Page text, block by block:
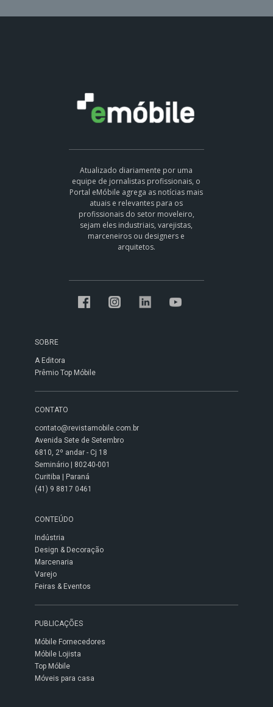
Atualizado diariamente por uma
equipe de jornalistas profissionais, o
Portal eMóbile agrega as notícias mais
atuais e relevantes para os
profissionais do setor moveleiro,
sejam eles industriais, varejistas,
marceneiros ou designers e
arquitetos.
SOBRE
A Editora
Prêmio Top Móbile
CONTATO
contato@revistamobile.com.br
Avenida Sete de Setembro
6810, 2º andar - Cj 18
Seminário | 80240-001
Curitiba | Paraná
(41) 9 8817 0461
CONTEÚDO
Indústria
Design & Decoração
Marcenaria
Varejo
Feiras & Eventos
PUBLICAÇÕES
Móbile Fornecedores
Móbile Lojista
Top Móbile
Móveis para casa